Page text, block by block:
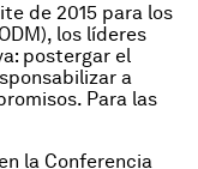
de 2015 para los
los líderes
postergar el
a
Para las
la Conferencia